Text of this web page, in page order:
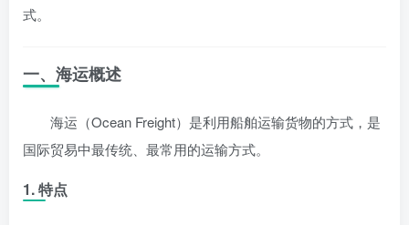
式。
一、海运概述
海运（Ocean Freight）是利用船舶运输货物的方式，是
国际贸易中最传统、最常用的运输方式。
1. 特点